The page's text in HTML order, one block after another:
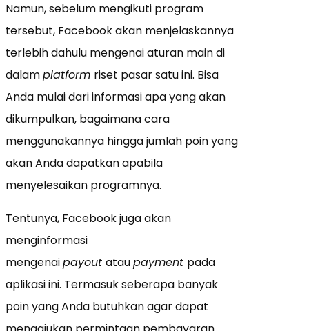
Namun, sebelum mengikuti program
tersebut, Facebook akan menjelaskannya
terlebih dahulu mengenai aturan main di
dalamplatform riset pasar satu ini. Bisa
Anda mulai dari informasi apa yang akan
dikumpulkan, bagaimana cara
menggunakannya hingga jumlah poin yang
akan Anda dapatkan apabila
menyelesaikan programnya.
Tentunya, Facebook juga akan
menginformasi
mengenaipayout ataupayment pada
aplikasi ini. Termasuk seberapa banyak
poin yang Anda butuhkan agar dapat